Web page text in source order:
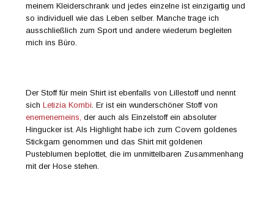
meinem Kleiderschrank und jedes einzelne ist einzigartig und
so individuell wie das Leben selber. Manche trage ich
ausschließlich zum Sport und andere wiederum begleiten
mich ins Büro.
Der Stoff für mein Shirt ist ebenfalls von Lillestoff und nennt
sichLetizia Kombi . Er ist ein wunderschöner Stoff von
enemenemeins, der auch als Einzelstoff ein absoluter
Hingucker ist. Als Highlight habe ich zum Covern goldenes
Stickgarn genommen und das Shirt mit goldenen
Pusteblumen beplottet, die im unmittelbaren Zusammenhang
mit der Hose stehen.